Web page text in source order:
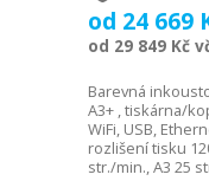
od 24 669
od 29 849 Kč
Barevná
A3+ , tiskárna/
WiFi, USB,
rozlišení tisku
str./min., A3 25